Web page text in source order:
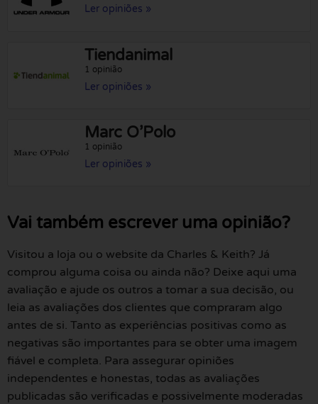
Ler opiniões »
Tiendanimal
1 opinião
Ler opiniões »
Marc O’Polo
1 opinião
Ler opiniões »
Vai também escrever uma opinião?
Visitou a loja ou o website da Charles & Keith? Já
comprou alguma coisa ou ainda não? Deixe aqui uma
avaliação e ajude os outros a tomar a sua decisão, ou
leia as avaliações dos clientes que compraram algo
antes de si. Tanto as experiências positivas como as
negativas são importantes para se obter uma imagem
fiável e completa. Para assegurar opiniões
independentes e honestas, todas as avaliações
publicadas são verificadas e possivelmente moderadas